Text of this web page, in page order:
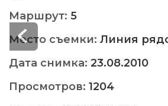
Маршрут: 5
Место съемки: Линия
Дата снимка: 23.08.2010
Просмотров: 1204